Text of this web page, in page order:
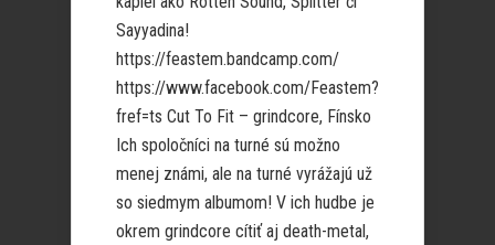
Sayyadina!
https://feastem.bandcamp.com/
https://www.facebook.com/Feastem?
fref=ts Cut To Fit – grindcore, Fínsko
Ich spoločníci na turné sú možno
menej známi, ale na turné vyrážajú už
so siedmym albumom! V ich hudbe je
okrem grindcore cítiť aj death-metal,